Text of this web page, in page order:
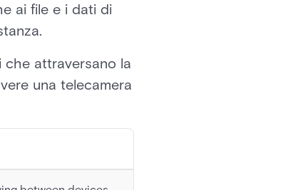
ai file e i dati di
che attraversano la
una telecamera